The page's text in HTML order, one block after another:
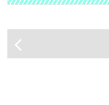
arrow_back_ios